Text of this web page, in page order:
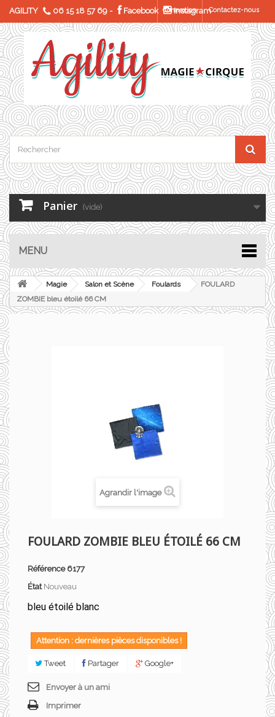
AGILITY 06 15 18 57 69 - Facebook InstagramContactez-nous
Connexion
Panier (vide)
MENU
Magie Salon et Scène Foulards
FOULARD
ZOMBIE bleu étoilé 66 CM
Agrandir l'image
FOULARD ZOMBIE BLEU ÉTOILÉ 66 CM
Référence 6177
État Nouveau
bleu étoilé blanc
Attention : dernières pièces disponibles !
Tweet Partager Google+
Envoyer à un ami
Imprimer